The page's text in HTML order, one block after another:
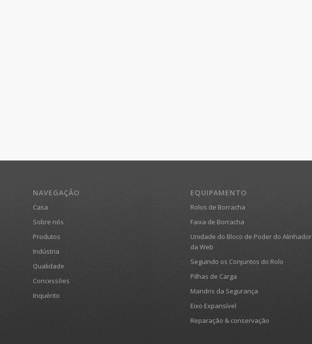
NAVEGAÇÃO
Casa
Sobre nós
Produtos
Indústria
Qualidade
Concessões
Inquérito
EQUIPAMENTO
Rolos de Borracha
Faixa de Borracha
Unidade do Bloco de Poder do Alinhador
da Web
Seguindo os Conjuntos do Rolo
Pilhas de Carga
Mandris da Segurança
Eixo Expansível
Reparação & conservação